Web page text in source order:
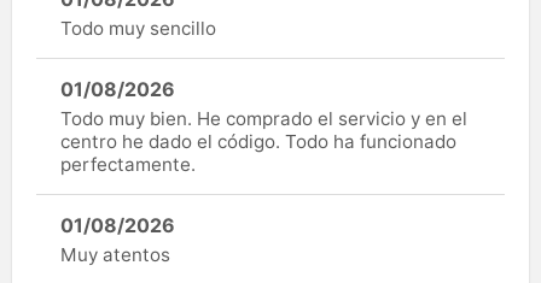
Todo muy sencillo
01/08/2026
Todo muy bien. He comprado el servicio y en el
centro he dado el código. Todo ha funcionado
perfectamente.
01/08/2026
Muy atentos